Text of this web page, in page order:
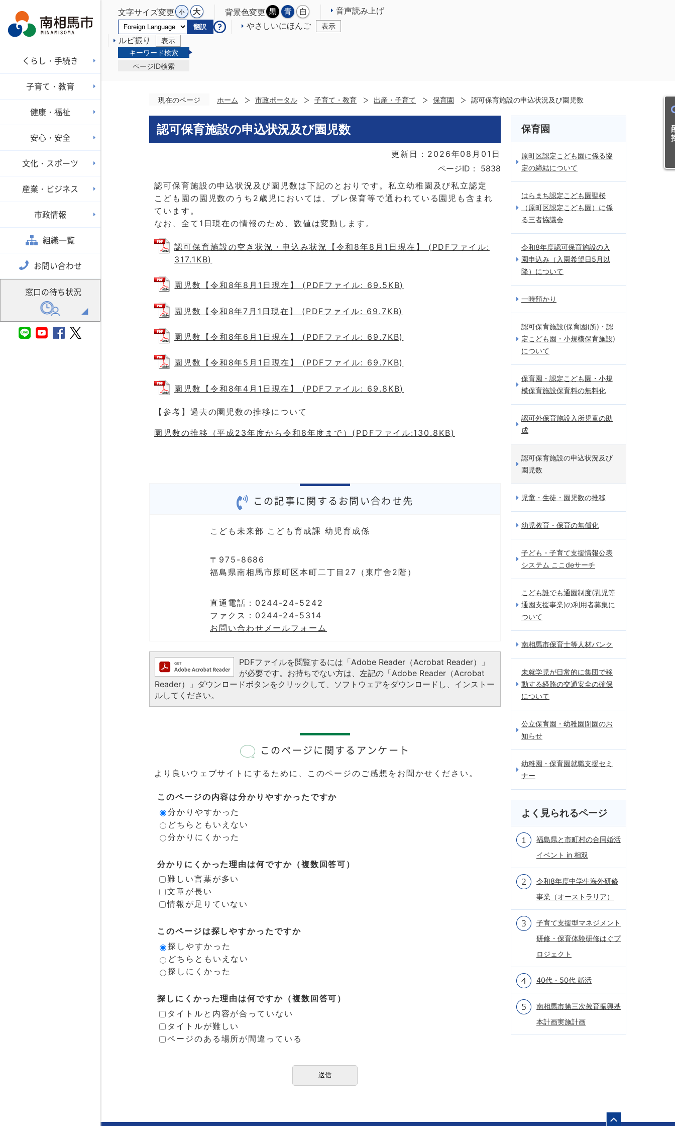
文字サイズ変更 背景色変更 音声読み上げ
翻訳 やさしいにほんご 表示
ルビ振り
表示
キーワード検索
ページID検索
くらし・手続き
子育て・教育
健康・福祉
安心・安全
文化・スポーツ
産業・ビジネス
市政情報
組織一覧
お問い合わせ
窓口の待ち状況
目
現在のページ ホーム 市政ポータル 子育て・教育 出産・子育て 保育園 認可保育施設の申込状況及び園児数
認可保育施設の申込状況及び園児数
更新日：2026年08月01日
ページID：
5838
認可保育施設の申込状況及び園児数は下記のとおりです。私立幼稚園及び私立認定
こども園の園児数のうち2歳児においては、プレ保育等で通われている園児も含まれ
ています。
なお、全て1日現在の情報のため、数値は変動します。
認可保育施設の空き状況・申込み状況【令和8年8月1日現在】 (PDFファイル:
317.1KB)
園児数【令和8年8月1日現在】 (PDFファイル: 69.5KB)
園児数【令和8年7月1日現在】 (PDFファイル: 69.7KB)
園児数【令和8年6月1日現在】 (PDFファイル: 69.7KB)
園児数【令和8年5月1日現在】 (PDFファイル: 69.7KB)
園児数【令和8年4月1日現在】 (PDFファイル: 69.8KB)
【参考】過去の園児数の推移について
園児数の推移（平成23年度から令和8年度まで）(PDFファイル:130.8KB)
この記事に関するお問い合わせ先
こども未来部 こども育成課 幼児育成係
〒975-8686
福島県南相馬市原町区本町二丁目27（東庁舎2階）
直通電話：0244-24-5242
ファクス：0244-24-5314
お問い合わせメールフォーム
PDFファイルを閲覧するには「Adobe Reader（Acrobat Reader）」
が必要です。お持ちでない方は、左記の「Adobe Reader（Acrobat
Reader）」ダウンロードボタンをクリックして、ソフトウェアをダウンロードし、インストー
ルしてください。
このページに関するアンケート
より良いウェブサイトにするために、このページのご感想をお聞かせください。
このページの内容は分かりやすかったですか
分かりやすかった
どちらともいえない
分かりにくかった
分かりにくかった理由は何ですか（複数回答可）
難しい言葉が多い
文章が長い
情報が足りていない
このページは探しやすかったですか
探しやすかった
どちらともいえない
探しにくかった
探しにくかった理由は何ですか（複数回答可）
タイトルと内容が合っていない
タイトルが難しい
ページのある場所が間違っている
保育園
原町区認定こども園に係る協
定の締結について
はらまち認定こども園聖桜
（原町区認定こども園）に係
る三者協議会
令和8年度認可保育施設の入
園申込み（入園希望日5月以
降）について
一時預かり
認可保育施設(保育園(所)・認
定こども園・小規模保育施設)
について
保育園・認定こども園・小規
模保育施設保育料の無料化
認可外保育施設入所児童の助
成
認可保育施設の申込状況及び
園児数
児童・生徒・園児数の推移
幼児教育・保育の無償化
子ども・子育て支援情報公表
システム ここdeサーチ
こども誰でも通園制度(乳児等
通園支援事業)の利用者募集に
ついて
南相馬市保育士等人材バンク
未就学児が日常的に集団で移
動する経路の交通安全の確保
について
公立保育園・幼稚園閉園のお
知らせ
幼稚園・保育園就職支援セミ
ナー
よく見られるページ
福島県と市町村の合同婚活
イベント in 相双
令和8年度中学生海外研修
事業（オーストラリア）
子育て支援型マネジメント
研修・保育体験研修はぐプ
ロジェクト
40代・50代 婚活
南相馬市第三次教育振興基
本計画実施計画